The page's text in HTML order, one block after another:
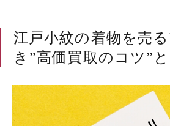
江戸小紋の着物を売
き”高価買取のコツ”